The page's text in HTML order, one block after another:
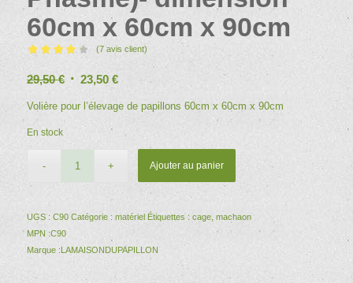
60cm x 60cm x 90cm
sur 5 basé
7notations
client
(7avis client)
29,50€ Le 23,50 €Le
actuel
est :
23,50 €.
Volière pour l’élevage de papillons 60cm x 60cm x 90cm
En stock
Ajouter au panier
UGS : C90 Catégorie : matériel Étiquettes : cage, machaon
MPN :C90
Marque : LAMAISONDUPAPILLON